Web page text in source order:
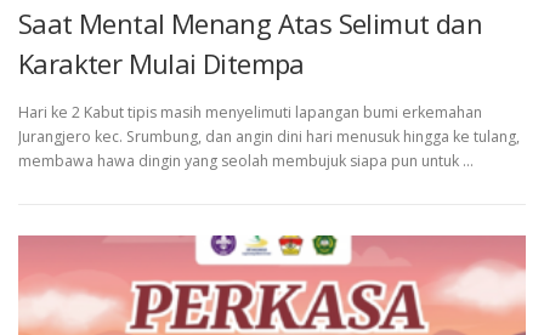
Saat Mental Menang Atas Selimut dan
Karakter Mulai Ditempa
Hari ke 2 Kabut tipis masih menyelimuti lapangan bumi erkemahan
Jurangjero kec. Srumbung, dan angin dini hari menusuk hingga ke tulang,
membawa hawa dingin yang seolah membujuk siapa pun untuk …